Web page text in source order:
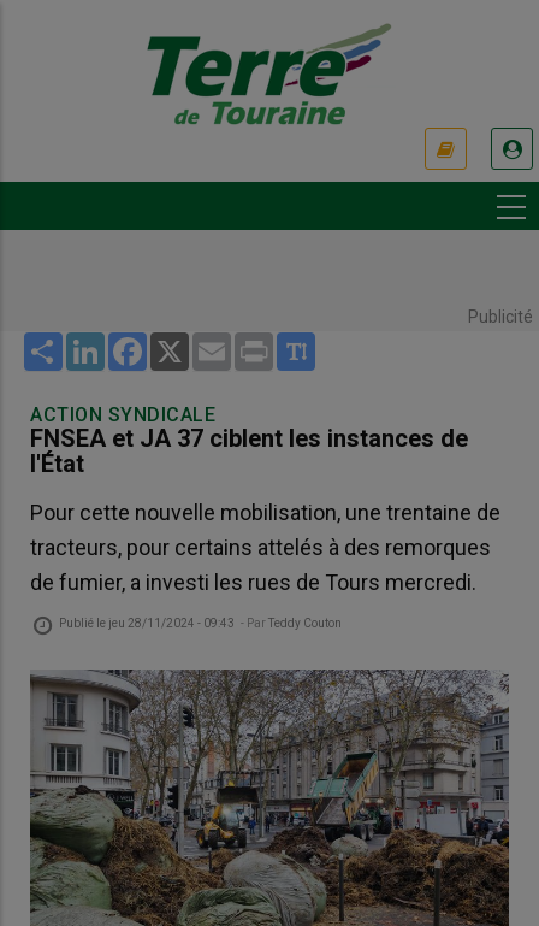
Publicité
Share LinkedInFacebook
X Email Print
ACTION SYNDICALE
FNSEA et JA 37 ciblent les instances de
l'État
Pour cette nouvelle mobilisation, une trentaine de
tracteurs, pour certains attelés à des remorques
de fumier, a investi les rues de Tours mercredi.
Publié le jeu 28/11/2024 - 09:43 - ParTeddy Couton